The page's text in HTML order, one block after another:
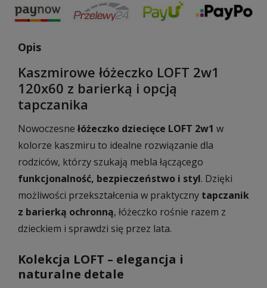
Opis
Kaszmirowe łóżeczko LOFT 2w1
120x60 z barierką i opcją
tapczanika
Nowoczesne łóżeczko dziecięce LOFT 2w1 w
kolorze kaszmiru to idealne rozwiązanie dla
rodziców, którzy szukają mebla łączącego
funkcjonalność, bezpieczeństwo i styl. Dzięki
możliwości przekształcenia w praktyczny tapczanik
z barierką ochronną, łóżeczko rośnie razem z
dzieckiem i sprawdzi się przez lata.
Kolekcja LOFT – elegancja i
naturalne detale